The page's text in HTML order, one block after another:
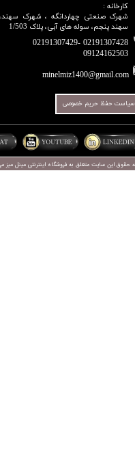
کارخانه :
شهرک صنعتی چهاردانگه ، شهرک سهند،
سهند پنجم، سوله های آبی، پلاک 1/503
02191307428 -02191307429
09124162503​​​​​​​​​​​​​​​​​​​​​
minelmiz1400@gmail.com
سیاست حفظ حریم خصوصی
حقوق این سایت متعلق به فروشگاه اینترنتی مینل میز